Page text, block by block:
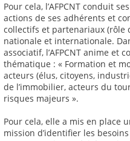
Pour cela, l’AFPCNT conduit
actions de ses adhérents et
collectifs et partenariaux (rôle
nationale et internationale.
associatif, l’AFPCNT anime et
thématique : « Formation et
acteurs (élus, citoyens,
de l’immobilier, acteurs du
risques majeurs ».
Pour cela, elle a mis en place
mission d’identifier les